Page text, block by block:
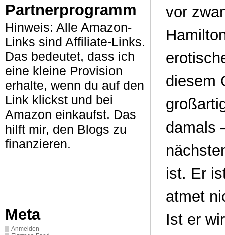
Partnerprogramm
Hinweis: Alle Amazon-
Links sind Affiliate-Links.
Das bedeutet, dass ich
eine kleine Provision
erhalte, wenn du auf den
Link klickst und bei
Amazon einkaufst. Das
hilft mir, den Blogs zu
finanzieren.
Meta
Anmelden
vor
diesem
damals
ist. Er
atmet
Ist er